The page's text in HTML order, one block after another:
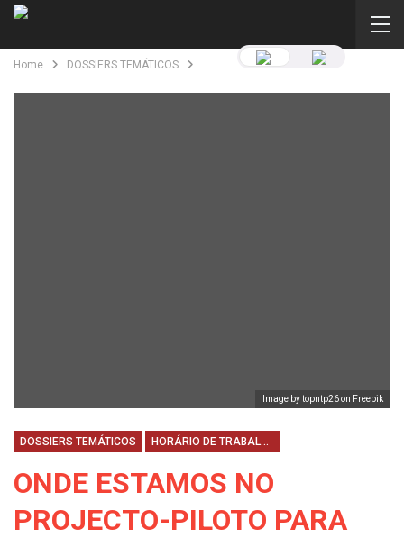
Home DOSSIERS TEMÁTICOS
Image by topntp26on Freepik
DOSSIERS TEMÁTICOS HORÁRIO DE TRABALHO
ONDE ESTAMOS NO
PROJECTO-PILOTO PARA